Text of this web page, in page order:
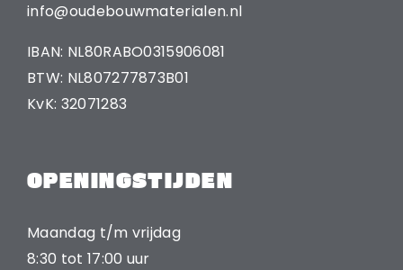
info@oudebouwmaterialen.nl
IBAN: NL80RABO0315906081
BTW: NL807277873B01
KvK: 32071283
OPENINGSTIJDEN
Maandag t/m vrijdag
8:30 tot 17:00 uur